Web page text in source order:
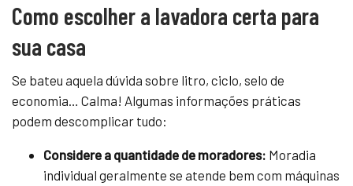
Como escolher a lavadora certa para
sua casa
Se bateu aquela dúvida sobre litro, ciclo, selo de
economia… Calma! Algumas informações práticas
podem descomplicar tudo:
Considere a quantidade de moradores: Moradia
individual geralmente se atende bem com máquinas